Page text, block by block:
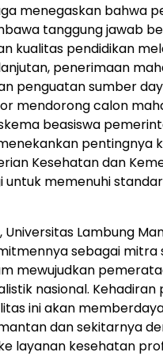
menegaskan bahwa
tanggung jawab
kualitas pendidikan
penerimaan
penguatan sumber
mendorong calon
beasiswa
pentingnya
Kesehatan dan
untuk memenuhi
Universitas Lambung
sebagai mitra
mewujudkan
nasional.
ini akan
dan sekitarnya
layanan kesehatan